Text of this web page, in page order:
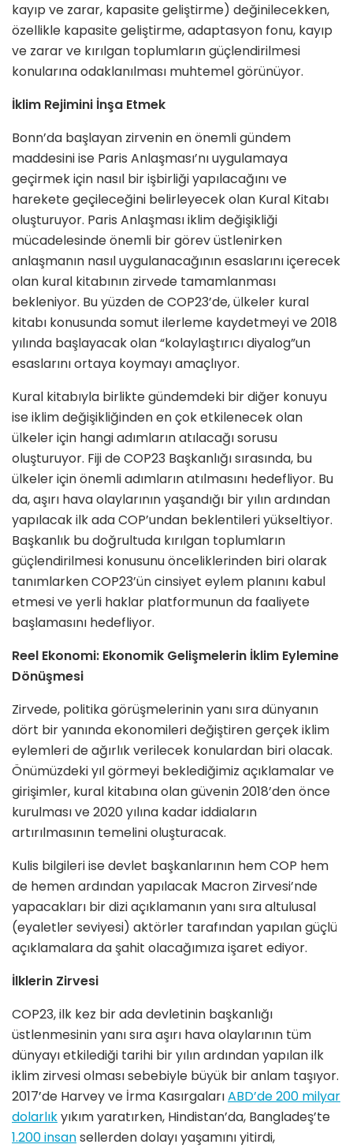
kayıp ve zarar, kapasite geliştirme) değinilecekken,
özellikle kapasite geliştirme, adaptasyon fonu, kayıp
ve zarar ve kırılgan toplumların güçlendirilmesi
konularına odaklanılması muhtemel görünüyor.
İklim Rejimini İnşa Etmek
Bonn’da başlayan zirvenin en önemli gündem
maddesini ise Paris Anlaşması’nı uygulamaya
geçirmek için nasıl bir işbirliği yapılacağını ve
harekete geçileceğini belirleyecek olan Kural Kitabı
oluşturuyor. Paris Anlaşması iklim değişikliği
mücadelesinde önemli bir görev üstlenirken
anlaşmanın nasıl uygulanacağının esaslarını içerecek
olan kural kitabının zirvede tamamlanması
bekleniyor. Bu yüzden de COP23’de, ülkeler kural
kitabı konusunda somut ilerleme kaydetmeyi ve 2018
yılında başlayacak olan “kolaylaştırıcı diyalog”un
esaslarını ortaya koymayı amaçlıyor.
Kural kitabıyla birlikte gündemdeki bir diğer konuyu
ise iklim değişikliğinden en çok etkilenecek olan
ülkeler için hangi adımların atılacağı sorusu
oluşturuyor. Fiji de COP23 Başkanlığı sırasında, bu
ülkeler için önemli adımların atılmasını hedefliyor. Bu
da, aşırı hava olaylarının yaşandığı bir yılın ardından
yapılacak ilk ada COP’undan beklentileri yükseltiyor.
Başkanlık bu doğrultuda kırılgan toplumların
güçlendirilmesi konusunu önceliklerinden biri olarak
tanımlarken COP23’ün cinsiyet eylem planını kabul
etmesi ve yerli haklar platformunun da faaliyete
başlamasını hedefliyor.
Reel Ekonomi: Ekonomik Gelişmelerin İklim Eylemine
Dönüşmesi
Zirvede, politika görüşmelerinin yanı sıra dünyanın
dört bir yanında ekonomileri değiştiren gerçek iklim
eylemleri de ağırlık verilecek konulardan biri olacak.
Önümüzdeki yıl görmeyi beklediğimiz açıklamalar ve
girişimler, kural kitabına olan güvenin 2018’den önce
kurulması ve 2020 yılına kadar iddiaların
artırılmasının temelini oluşturacak.
Kulis bilgileri ise devlet başkanlarının hem COP hem
de hemen ardından yapılacak Macron Zirvesi’nde
yapacakları bir dizi açıklamanın yanı sıra altulusal
(eyaletler seviyesi) aktörler tarafından yapılan güçlü
açıklamalara da şahit olacağımıza işaret ediyor.
İlklerin Zirvesi
COP23, ilk kez bir ada devletinin başkanlığı
üstlenmesinin yanı sıra aşırı hava olaylarının tüm
dünyayı etkilediği tarihi bir yılın ardından yapılan ilk
iklim zirvesi olması sebebiyle büyük bir anlam taşıyor.
2017’de Harvey ve İrma KasırgalarıABD’de 200 milyar
dolarlıkyıkım yaratırken, Hindistan’da, Bangladeş’te
1.200 insansellerden dolayı yaşamını yitirdi,